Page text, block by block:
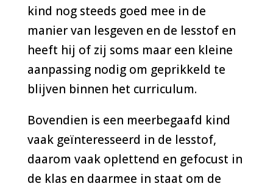
kind nog steeds goed mee in de
manier van lesgeven en de lesstof en
heeft hij of zij soms maar een kleine
aanpassing nodig om geprikkeld te
blijven binnen het curriculum.
Bovendien is een meerbegaafd kind
vaak geïnteresseerd in de lesstof,
daarom vaak oplettend en gefocust in
de klas en daarmee in staat om de